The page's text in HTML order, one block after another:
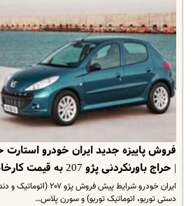
فروش پاییزه جدید ایران خودرو استارت
| حراج باورنکردنی پژو 207 به قیمت کارخانه را از دست ندهید
ایران خودرو شرایط پیش
دستی توربو، اتوماتیک توربو) و سورن پلاس…